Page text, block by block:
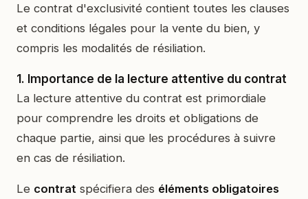
Le contrat d'exclusivité contient toutes les clauses
et conditions légales pour la vente du bien, y
compris les modalités de résiliation.
1. Importance de la lecture attentive du contrat
La lecture attentive du contrat est primordiale
pour comprendre les droits et obligations de
chaque partie, ainsi que les procédures à suivre
en cas de résiliation.
Le contrat spécifiera des éléments obligatoires